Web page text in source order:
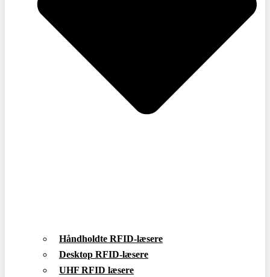
Håndholdte RFID-læsere
Desktop RFID-læsere
UHF RFID læsere